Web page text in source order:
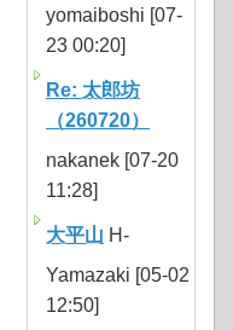
yomaiboshi [07-
23 00:20]
Re: 太郎坊
（260720）
nakanek [07-20
11:28]
大平山 H-
Yamazaki [05-02
12:50]